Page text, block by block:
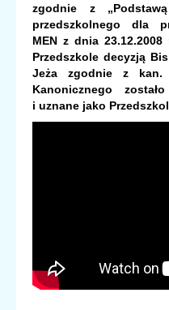
zgodnie z
przedszkolnego dla
MEN z dnia
Przedszkole decyzją
Jeża zgodnie z
Kanonicznego
i uznane jako